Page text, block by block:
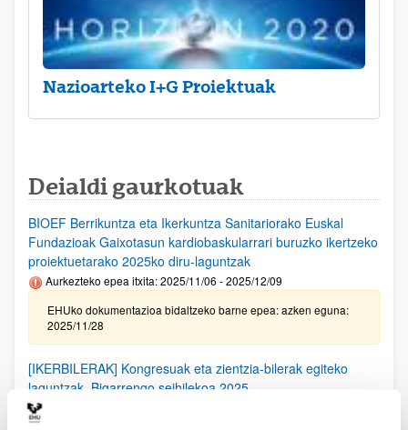
Nazioarteko I+G Proiektuak
Deialdi gaurkotuak
BIOEF Berrikuntza eta Ikerkuntza Sanitariorako Euskal
Fundazioak Gaixotasun kardiobaskularrari buruzko ikertzeko
proiektuetarako 2025ko diru-laguntzak
Aurkezteko epea itxita: 2025/11/06 - 2025/12/09
EHUko dokumentazioa bidaltzeko barne epea: azken eguna:
2025/11/28
[IKERBILERAK] Kongresuak eta zientzia-bilerak egiteko
laguntzak. Bigarrengo seihilekoa 2025
2025/09/25)